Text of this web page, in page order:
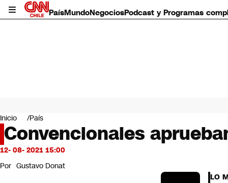
PaísMundoNegociosPodcast y Programas
Mundo
Negocios
Deportes
Programas completos
Servicios
Inicio País
Convencionales
12- 08- 2021 15:00
Por Gustavo Donat
LO